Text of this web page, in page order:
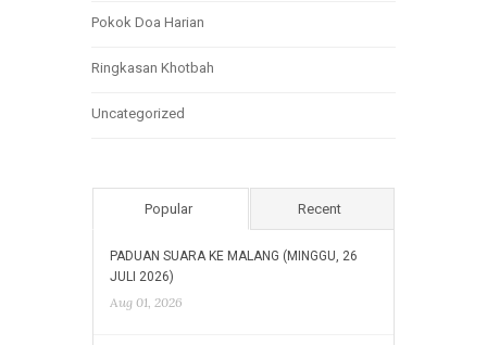
Pokok Doa Harian
Ringkasan Khotbah
Uncategorized
Popular Recent
PADUAN SUARA KE MALANG (MINGGU, 26
JULI 2026)
Aug 01, 2026